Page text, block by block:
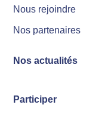
Nous rejoindre
Nos partenaires
Nos actualités
Participer